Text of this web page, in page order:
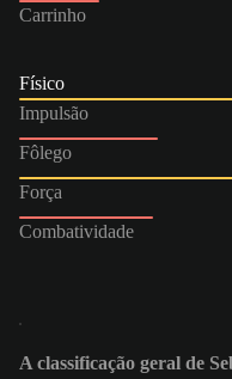
Carrinho
Físico
Impulsão
Fôlego
Força
Combatividade
A classificação geral de